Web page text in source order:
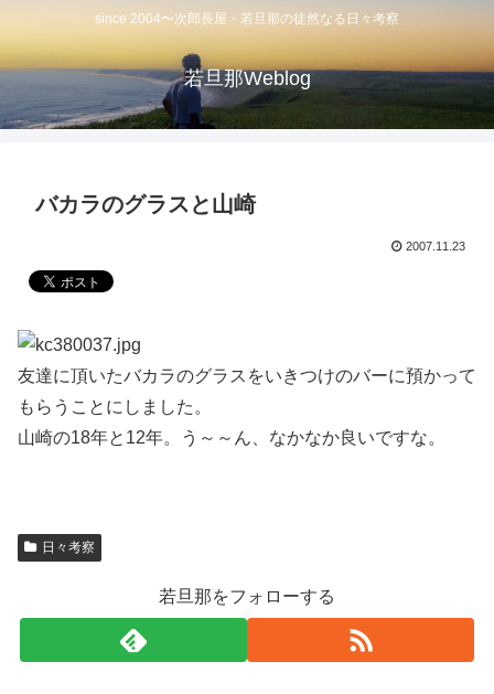
since 2004〜次郎長屋・若旦那の徒然なる日々考察
若旦那Weblog
バカラのグラスと山崎
2007.11.23
友達に頂いたバカラのグラスをいきつけのバーに預かって
もらうことにしました。
山崎の18年と12年。う～～ん、なかなか良いですな。
日々考察
若旦那をフォローする